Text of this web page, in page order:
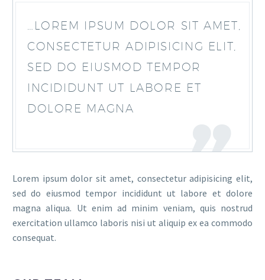
…LOREM IPSUM DOLOR SIT AMET,
CONSECTETUR ADIPISICING ELIT,
SED DO EIUSMOD TEMPOR
INCIDIDUNT UT LABORE ET
DOLORE MAGNA
Lorem ipsum dolor sit amet, consectetur adipisicing elit,
sed do eiusmod tempor incididunt ut labore et dolore
magna aliqua. Ut enim ad minim veniam, quis nostrud
exercitation ullamco laboris nisi ut aliquip ex ea commodo
consequat.